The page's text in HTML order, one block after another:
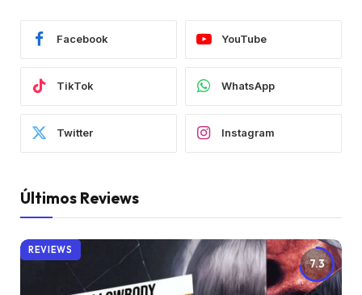
Facebook YouTube
TikTok WhatsApp
Twitter Instagram
Últimos Reviews
7.3
REVIEWS